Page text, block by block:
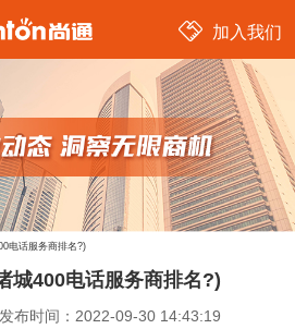
加入我们
电话服务商排名?)
城400电话服务商排名?)
发布时间： 2022-09-30 14:43:19